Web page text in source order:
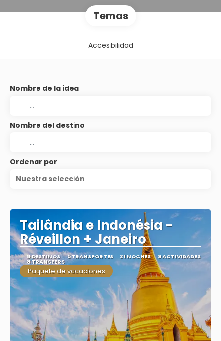
Temas
Accesibilidad
Nombre de la idea
Nombre del destino
Ordenar por
Nuestra selección
Tailândia e Indonésia -
Réveillon + Janeiro
8 DESTINOS 5 TRANSPORTES 21 NOCHES 9 ACTIVIDADES
8 TRANSFERS
Paquete de vacaciones